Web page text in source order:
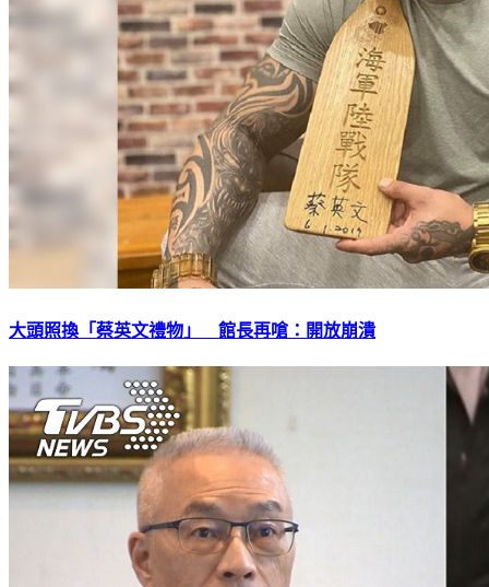
大頭照換「蔡英文禮物」 館長再嗆：開放崩潰